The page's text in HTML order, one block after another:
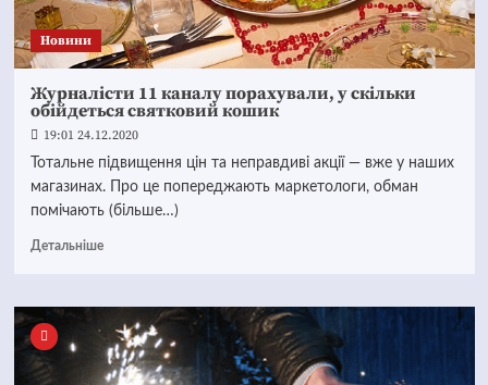
Новини
Журналісти 11 каналу порахували, у скільки
обійдеться святковий кошик
19:01 24.12.2020
Тотальне підвищення цін та неправдиві акції — вже у наших
магазинах. Про це попереджають маркетологи, обман
помічають (більше…)
Детальніше